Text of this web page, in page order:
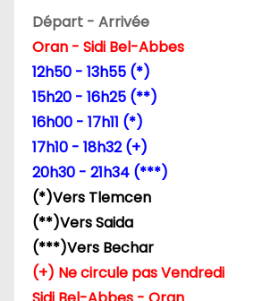
n
d
e
a
r
t
Départ - Arrivée
Oran - Sidi Bel-Abbes
12h50 - 13h55 (*)
15h20 - 16h25 (**)
16h00 - 17h11 (*)
17h10 - 18h32 (+)
20h30 - 21h34 (***)
(*)Vers Tlemcen
(**)Vers Saida
(***)Vers Bechar
(+) Ne circule pas Vendredi